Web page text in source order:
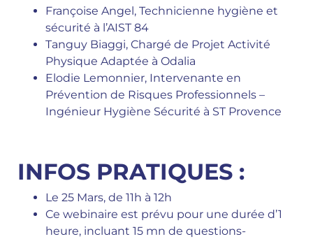
Françoise Angel, Technicienne hygiène et
sécurité à l’AIST 84
Tanguy Biaggi, Chargé de Projet Activité
Physique Adaptée à Odalia
Elodie Lemonnier, Intervenante en
Prévention de Risques Professionnels –
Ingénieur Hygiène Sécurité à ST Provence
INFOS PRATIQUES :
Le 25 Mars, de 11h à 12h
Ce webinaire est prévu pour une durée d’1
heure, incluant 15 mn de questions-